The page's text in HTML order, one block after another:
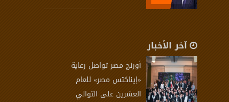
آخر الأخبار
أورنچ مصر تواصل رعاية
«إيناكتس مصر» للعام
العشرين على التوالي